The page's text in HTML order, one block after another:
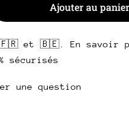
pour Côte à
la quantité pour
Ajouter au panier
🇫🇷 et 🇧🇪. En savoir
sécurisés
une question
marqués * sont obligatoires.
Envoyer une question